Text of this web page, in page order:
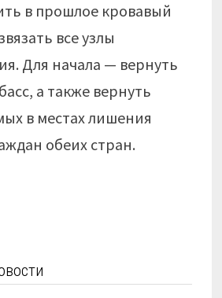
в прошлое кровавый
все узлы
Для начала — вернуть
а также вернуть
в местах лишения
обеих стран.